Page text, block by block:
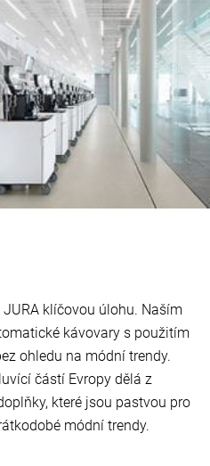
klíčovou úlohu. Naším
kávovary s použitím
ohledu na módní trendy.
částí Evropy dělá z
které jsou pastvou pro
módní trendy.